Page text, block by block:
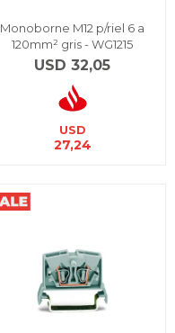
Monoborne M12 p/riel 6 a
120mm² gris - WG1215
USD 32,05
USD
27,24